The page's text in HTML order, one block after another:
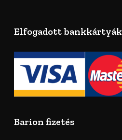
Elfogadott bankkártyák
Barion fizetés